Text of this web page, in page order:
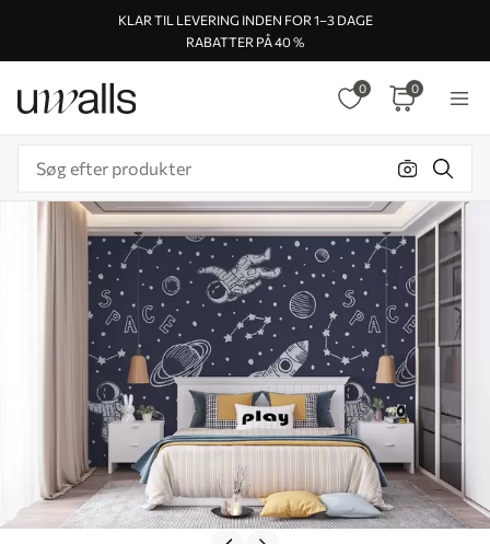
KLAR TIL LEVERING INDEN FOR 1–3 DAGE
RABATTER PÅ 40 %
0 0